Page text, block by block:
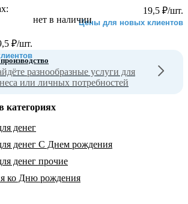
19,5 ₽/шт.
Цены для новых клиентов
нет в наличии
₽/шт.
разнообразные услуги для
или личных потребностей
категориях
денег
денег С Днем рождения
денег прочие
ко Дню рождения